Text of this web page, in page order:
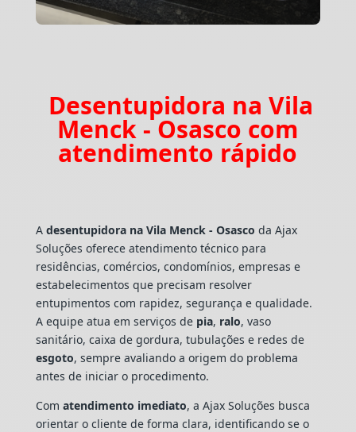
Desentupidora na Vila
Menck - Osasco com
atendimento rápido
A desentupidora na Vila Menck - Osasco da Ajax
Soluções oferece atendimento técnico para
residências, comércios, condomínios, empresas e
estabelecimentos que precisam resolver
entupimentos com rapidez, segurança e qualidade.
A equipe atua em serviços de pia, ralo, vaso
sanitário, caixa de gordura, tubulações e redes de
esgoto, sempre avaliando a origem do problema
antes de iniciar o procedimento.
Com atendimento imediato, a Ajax Soluções busca
orientar o cliente de forma clara, identificando se o